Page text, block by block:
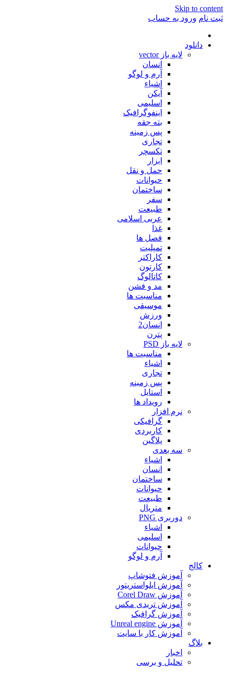
Skip to
نام ورود به حساب
دانلود
لایه باز vector
انسان
آرم و لوگو
اشیاء
آیکن
اسلیمی
اینفوگرافیک
بته جقه
پس زمینه
تجاری
تکسچر
ابزار
حمل و نقل
حیوانات
ساختمان
سفر
طبیعت
عربی اسلامی
غذا
فصل ها
تمپلیت
کاراکتر
کارتون
کاتالوگ
مد و فشن
مناسبت ها
موسیقی
ورزش
انسان2
پترن
لایه باز PSD
مناسبت ها
اشیاء
تجاری
پس زمینه
استایل
رویداد ها
نرم افزار
گرافیکی
کاربردی
پلاگین
سه بعدی
اشیاء
انسان
ساختمان
حیوانات
طبیعت
متریال
دوربری PNG
اشیاء
اسلیمی
حیوانات
آرم و لوگو
کالج
آموزش فتوشاپ
آموزش ایلواستریتور
آموزش Corel Draw
آموزش تریدی مکس
آموزش گرافیک
آموزش Unreal engine
آموزش کار با سایت
بلاگ
اخبار
تحلیل و برسی